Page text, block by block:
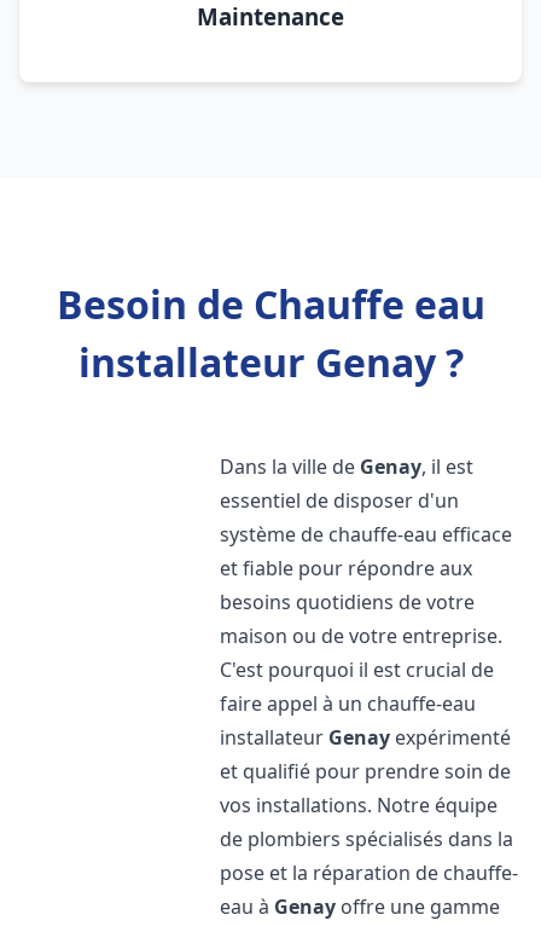
Maintenance
Besoin de Chauffe eau
installateur Genay ?
Dans la ville de Genay, il est
essentiel de disposer d'un
système de chauffe-eau efficace
et fiable pour répondre aux
besoins quotidiens de votre
maison ou de votre entreprise.
C'est pourquoi il est crucial de
faire appel à un chauffe-eau
installateur Genay expérimenté
et qualifié pour prendre soin de
vos installations. Notre équipe
de plombiers spécialisés dans la
pose et la réparation de chauffe-
eau à Genay offre une gamme